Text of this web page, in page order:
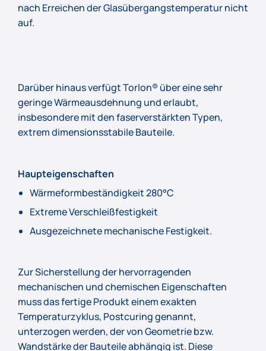
nach Erreichen der Glasübergangstemperatur nicht
auf.
Darüber hinaus verfügt Torlon® über eine sehr
geringe Wärmeausdehnung und erlaubt,
insbesondere mit den faserverstärkten Typen,
extrem dimensionsstabile Bauteile.
Haupteigenschaften
Wärmeformbeständigkeit 280°C
Extreme Verschleißfestigkeit
Ausgezeichnete mechanische Festigkeit.
Zur Sicherstellung der hervorragenden
mechanischen und chemischen Eigenschaften
muss das fertige Produkt einem exakten
Temperaturzyklus, Postcuring genannt,
unterzogen werden, der von Geometrie bzw.
Wandstärke der Bauteile abhängig ist. Diese